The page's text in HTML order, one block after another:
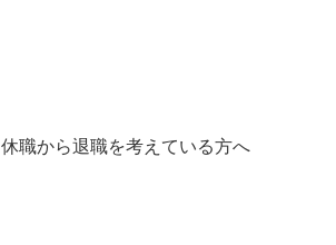
休職から退職を考えている方へ